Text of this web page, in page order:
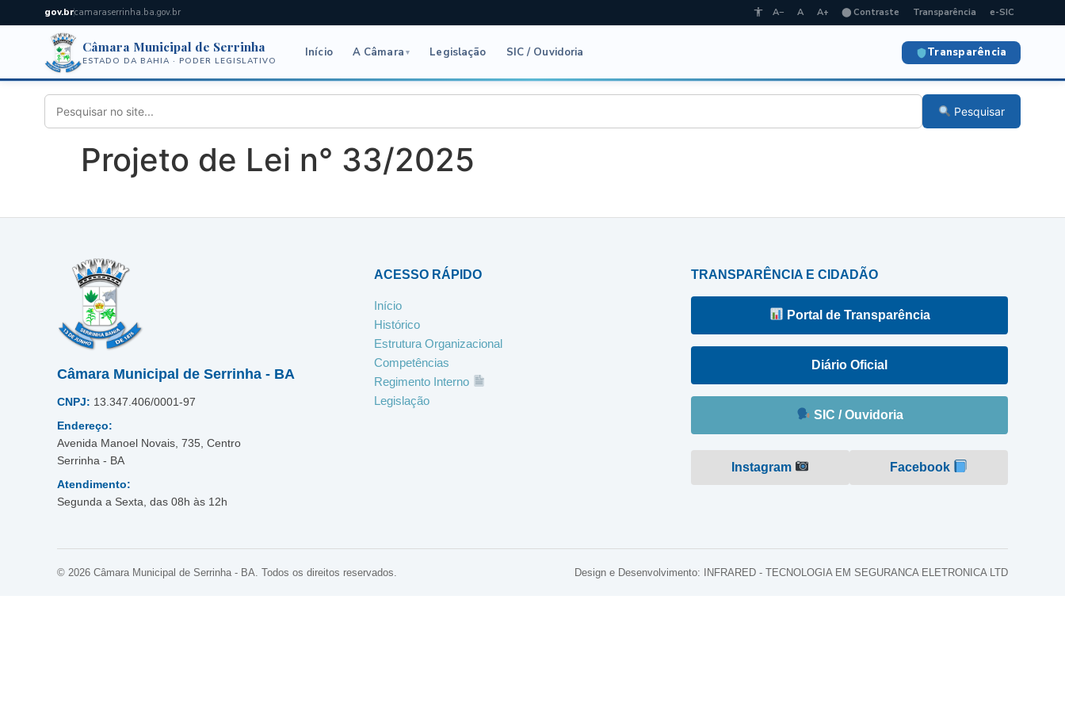
gov.brcamaraserrinha.ba.gov.br A− A A+ ⬤ Contraste Transparência e-SIC
Câmara Municipal de Serrinha
ESTADO DA BAHIA · PODER LEGISLATIVO
Início A Câmara ▾ Legislação SIC / Ouvidoria Transparência
Pesquisar
Projeto de Lei n° 33/2025
Câmara Municipal de Serrinha - BA
CNPJ: 13.347.406/0001-97
Endereço:
Avenida Manoel Novais, 735, Centro
Serrinha - BA
Atendimento:
Segunda a Sexta, das 08h às 12h
ACESSO RÁPIDO
Início
Histórico
Estrutura Organizacional
Competências
Regimento Interno
Legislação
TRANSPARÊNCIA E CIDADÃO
Portal de Transparência
Diário Oficial
SIC / Ouvidoria
Instagram Facebook
© 2026 Câmara Municipal de Serrinha - BA. Todos os direitos reservados. Design e Desenvolvimento: INFRARED - TECNOLOGIA EM SEGURANCA ELETRONICA LTD